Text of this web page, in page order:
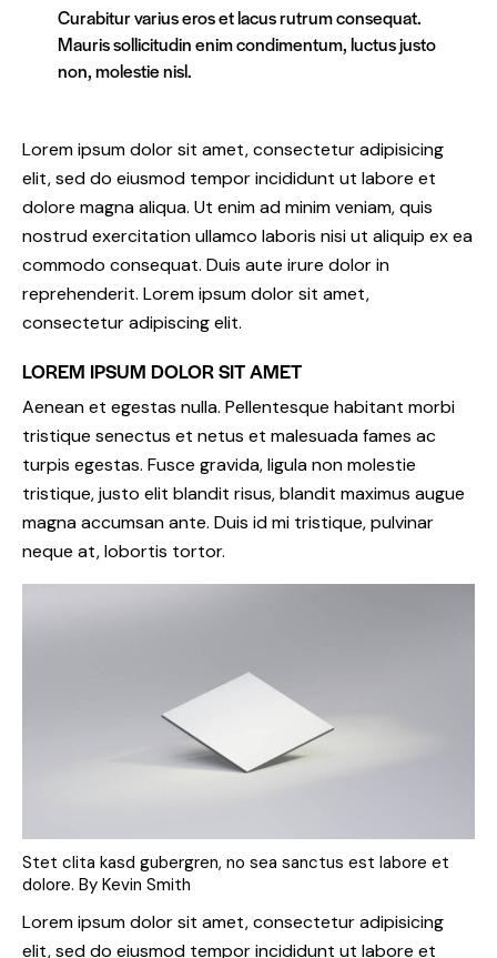
Curabitur varius eros et lacus rutrum consequat.
Mauris sollicitudin enim condimentum, luctus justo
non, molestie nisl.
Lorem ipsum dolor sit amet, consectetur adipisicing
elit, sed do eiusmod tempor incididunt ut labore et
dolore magna aliqua. Ut enim ad minim veniam, quis
nostrud exercitation ullamco laboris nisi ut aliquip ex ea
commodo consequat. Duis aute irure dolor in
reprehenderit. Lorem ipsum dolor sit amet,
consectetur adipiscing elit.
LOREM IPSUM DOLOR SIT AMET
Aenean et egestas nulla. Pellentesque habitant morbi
tristique senectus et netus et malesuada fames ac
turpis egestas. Fusce gravida, ligula non molestie
tristique, justo elit blandit risus, blandit maximus augue
magna accumsan ante. Duis id mi tristique, pulvinar
neque at, lobortis tortor.
Stet clita kasd gubergren, no sea sanctus est labore et
dolore. By Kevin Smith
Lorem ipsum dolor sit amet, consectetur adipisicing
elit, sed do eiusmod tempor incididunt ut labore et